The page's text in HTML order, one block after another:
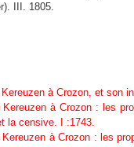
III. 1805.
à Crozon, et son
Kereuzen à Crozon : les
la censive. I :1743.
Kereuzen à Crozon : les